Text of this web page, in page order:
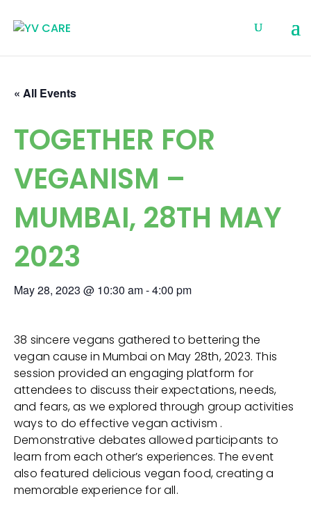
« All Events
TOGETHER FOR
VEGANISM –
MUMBAI, 28TH MAY
2023
May 28, 2023 @ 10:30 am-4:00 pm
38 sincere vegans gathered to bettering the
vegan cause in Mumbai on May 28th, 2023. This
session provided an engaging platform for
attendees to discuss their expectations, needs,
and fears, as we explored through group activities
ways to do effective vegan activism .
Demonstrative debates allowed participants to
learn from each other’s experiences. The event
also featured delicious vegan food, creating a
memorable experience for all.